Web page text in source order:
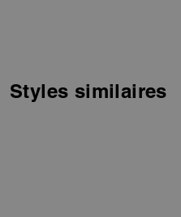
Styles similaires